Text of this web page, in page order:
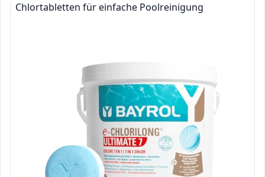
Chlortabletten für einfache Poolreinigung